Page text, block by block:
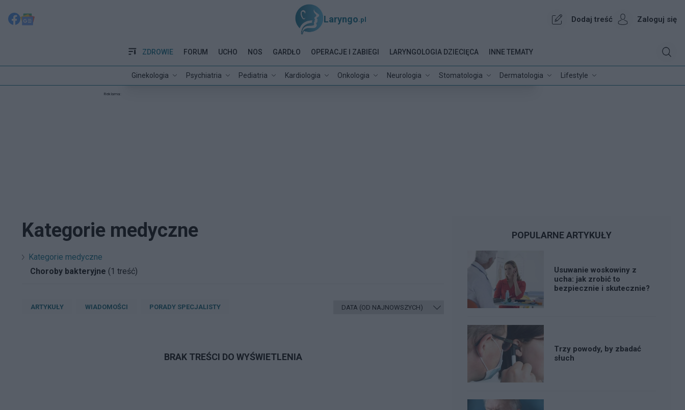
Laryngo .pl Dodaj treść Zaloguj się
ZDROWIE
Ginekologia Psychiatria Pediatria Kardiologia Onkologia Neurologia Stomatologia Dermatologia Lifestyle
FORUM UCHO NOS GARDŁO OPERACJE I ZABIEGI LARYNGOLOGIA DZIECIĘCA INNE TEMATY
Reklama:
Kategorie medyczne
Kategorie medyczne
Choroby bakteryjne (1 treść)
ARTYKUŁY WIADOMOŚCI PORADY SPECJALISTY
BRAK TREŚCI DO WYŚWIETLENIA
POPULARNE ARTYKUŁY
Usuwanie woskowiny z
ucha: jak zrobić to
bezpiecznie i skutecznie?
Trzy powody, by zbadać
słuch